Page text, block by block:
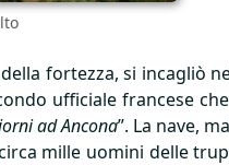
fortezza, si incagliò
ufficiale francese
ad Ancona”. La nave,
mille uomini delle